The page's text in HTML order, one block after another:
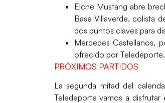
Elche Mustang abre
Base Villaverde, colista
dos puntos claves para
Mercedes Castellanos,
ofrecido por
PRÓXIMOS PARTIDOS
La segunda mitad del
Teledeporte vamos a